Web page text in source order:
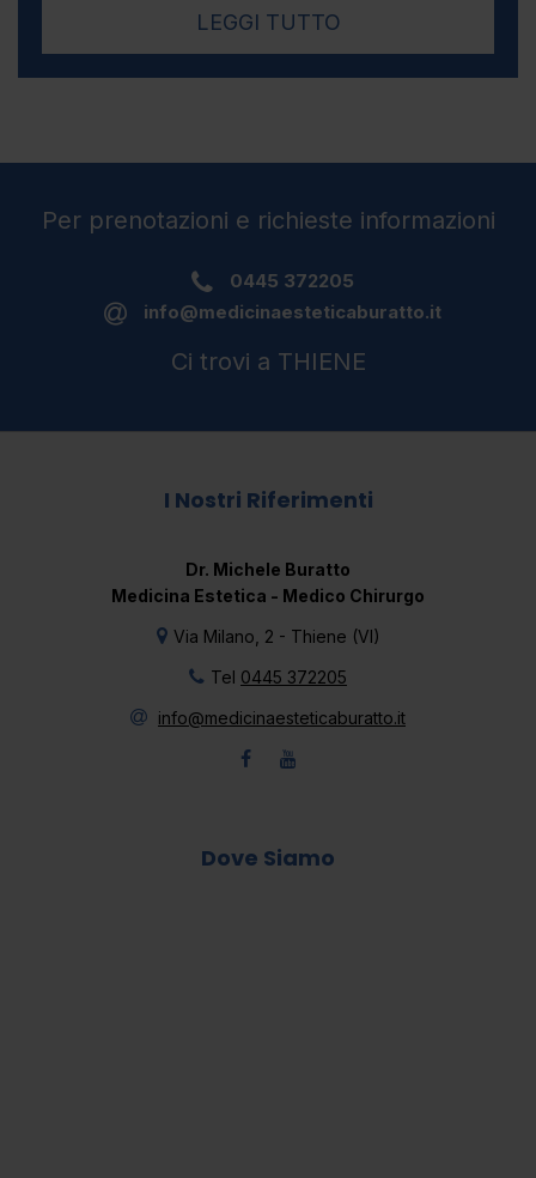
LEGGI TUTTO
Per prenotazioni e richieste informazioni
0445 372205
info@medicinaesteticaburatto.it
Ci trovi a THIENE
I Nostri Riferimenti
Dr. Michele Buratto
Medicina Estetica - Medico Chirurgo
Via Milano, 2 - Thiene (VI)
Tel 0445 372205
info@medicinaesteticaburatto.it
Dove Siamo